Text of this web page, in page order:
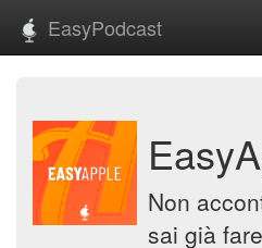
EasyPodcast
Non
sai già